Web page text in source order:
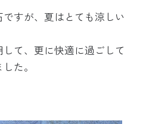
すが、夏はとても涼しい
て、更に快適に過ごして
た。